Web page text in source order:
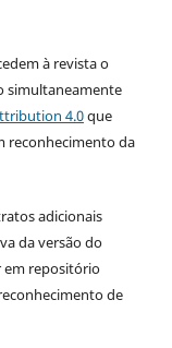
à revista o
simultaneamente
4.0que
reconhecimento da
adicionais
da versão do
em repositório
de